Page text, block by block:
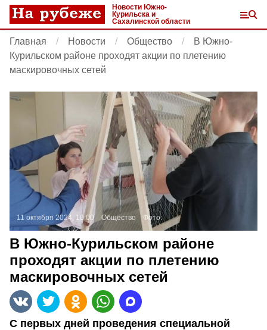
Новости Южно-
Курильска и
Сахалинской области
Главная Новости Общество
В Южно-
Курильском районе проходят акции по плетению
маскировочных сетей
11 октября 2024, 10:00 Общество Фото:
В Южно-Курильском районе
проходят акции по плетению
маскировочных сетей
С первых дней проведения специальной